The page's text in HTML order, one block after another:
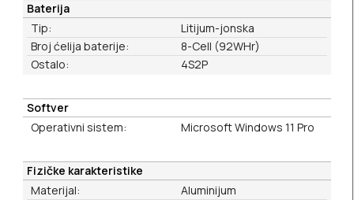
Baterija
Tip:
Litijum-jonska
Broj ćelija baterije:
8-Cell (92WHr)
Ostalo:
4S2P
Softver
Operativni sistem:
Microsoft Windows 11 Pro
Fizičke karakteristike
Materijal:
Aluminijum